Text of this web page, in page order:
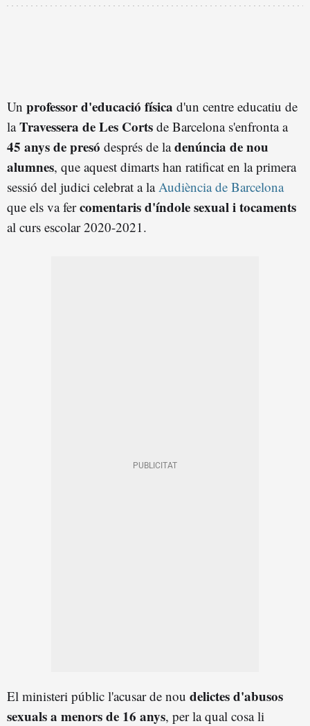
Un professor d'educació física d'un centre educatiu de
laTravessera de Les Corts de Barcelona s'enfronta a
45 anys de presó després de ladenúncia de nou
alumnes, que aquest dimarts han ratificat en la primera
sessió del judici celebrat a la Audiència de Barcelona
que els va fercomentaris d'índole sexual i tocaments
al curs escolar 2020-2021.
El ministeri públic l'acusar de nou delictes d'abusos
sexuals a menors de 16 anys, per la qual cosa li